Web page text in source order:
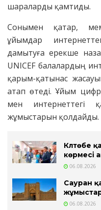
шараларды қамтиды.
Сонымен қатар,
ұйымдар
дамытуға ерекше
UNICEF балалардың
қарым-қатынас
атап өтеді. Ұйым
мен интернеттегі
жұмыстарын қолдайды.
Күлтөбе
көрмесі
06.08.2026
Сауран
06.08.2026